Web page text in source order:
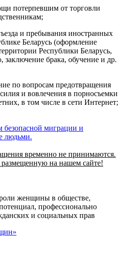
потерпевшим от торговли
и пребывания иностранных
Беларусь (оформление
Республики Беларусь,
заключение брака, обучение и др.
по вопросам предотвращения
и вовлечения в порносъемки
в том числе в сети Интернет;
безопасной миграции и
людьми.
временно не принимаются.
на нашем сайте!
женщины в обществе,
профессионально
и социальных прав